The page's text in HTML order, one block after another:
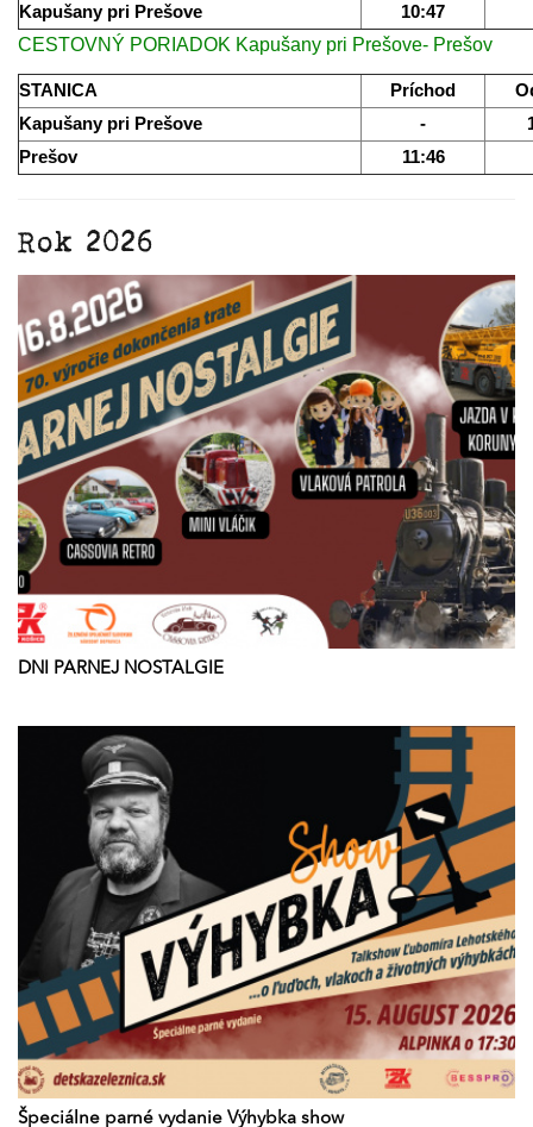
Kapušany pri Prešove
10:47
CESTOVNÝ PORIADOK Kapušany pri Prešove- Prešov
STANICA Príchod
Kapušany pri Prešove
-
Prešov
11:46
Rok 2026
DNI PARNEJ NOSTALGIE
Špeciálne parné vydanie Výhybka show